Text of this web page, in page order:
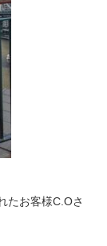
たお客様C.Oさ